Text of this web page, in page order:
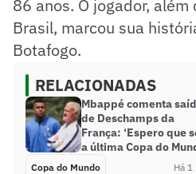
86 anos. O jogador,
Brasil, marcou sua
Botafogo.
RELACIONADAS
Mbappé comenta
de Deschamps da
França: ‘Espero que
a última Copa do
Copa do Mundo Há 1